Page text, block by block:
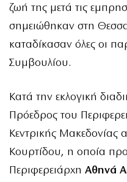
ζωή της μετά τις
σημειώθηκαν στη
καταδίκασαν όλες οι
Συμβουλίου.
Κατά την εκλογική
Πρόεδρος του
Κεντρικής Μακεδονίας
Κουρτίδου, η οποία
Περιφερειάρχη Αθηνά